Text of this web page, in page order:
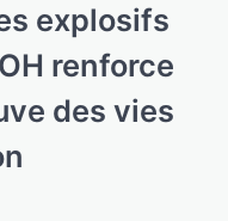
explosifs
renforce
des vies